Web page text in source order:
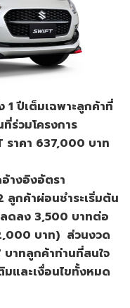
1 ปีเต็มเฉพาะลูกค้าที่
ร่วมโครงการ
ราคา 637,000 บาท
างอิงอัตรา
ลูกค้าผ่อนชำระเริ่มต้น
ดลง 3,500 บาทต่อ
บาท) ส่วนงวด
าทลูกค้าท่านที่สนใจ
มและเงื่อนไขทั้งหมด